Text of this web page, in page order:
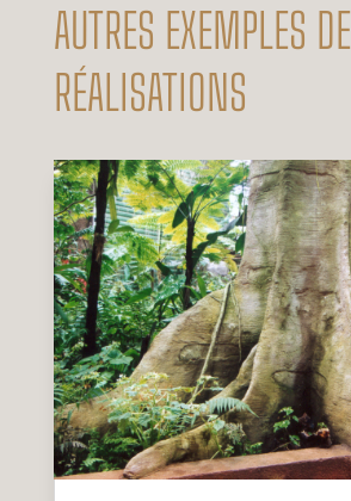
AUTRES EXEMPLES DE
RÉALISATIONS